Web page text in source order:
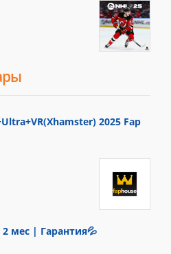
2025 Fap
2 мес | Гарантия💦